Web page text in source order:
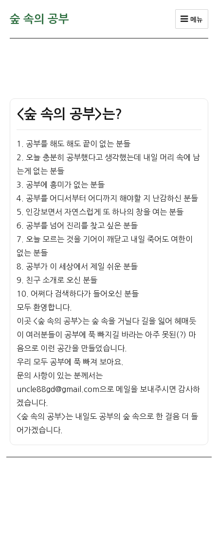
숲 속의 공부 메뉴
<숲 속의 공부>는?
1. 공부를 해도 해도 끝이 없는 분들
2. 오늘 충분히 공부했다고 생각했는데 내일 머리 속에 남
는게 없는 분들
3. 공부에 흥미가 없는 분들
4. 공부를 어디서부터 어디까지 해야할 지 난감하신 분들
5. 인강보면서 자연스럽게 또 하나의 창을 여는 분들
6. 공부를 넘어 진리를 찾고 싶은 분들
7. 오늘 모르는 것을 기어이 깨닫고 내일 죽어도 여한이
없는 분들
8. 공부가 이 세상에서 제일 쉬운 분들
9. 친구 소개로 오신 분들
10. 어쩌다 검색하다가 들어오신 분들
모두 환영합니다.
이곳 <숲 속의 공부>는 숲 속을 거닐다 길을 잃어 헤매듯
이 여러분들이 공부에 푹 빠지길 바라는 아주 못된(?) 마
음으로 이런 공간을 만들었습니다.
우리 모두 공부에 푹 빠져 보아요.
문의 사항이 있는 분께서는
uncle88gd@gmail.com으로 메일을 보내주시면 감사하
겠습니다.
<숲 속의 공부>는 내일도 공부의 숲 속으로 한 걸음 더 들
어가겠습니다.